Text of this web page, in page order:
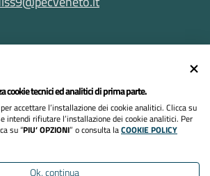
cookie tecnici ed analitici di prima parte.
accettare l’installazione dei cookie analitici. Clicca su
intendi rifiutare l’installazione dei cookie analitici. Per
su “PIU’ OPZIONI” o consulta laCOOKIE POLICY
Ok, continua